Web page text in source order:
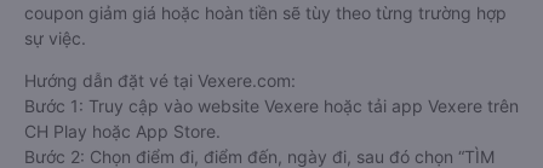
coupon giảm giá hoặc hoàn tiền sẽ tùy theo từng trường hợp
sự việc.
Hướng dẫn đặt vé tại Vexere.com:
Bước 1: Truy cập vào website Vexere hoặc tải app Vexere trên
CH Play hoặc App Store.
Bước 2: Chọn điểm đi, điểm đến, ngày đi, sau đó chọn “TÌM